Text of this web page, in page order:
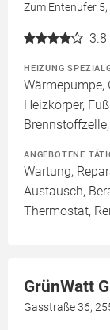
Zum Entenufer
3.8
HEIZUNG
Wärmepumpe,
Heizkörper,
ANGEBOTENE
Wartung,
Austausch,
Thermostat,
GrünWatt
Gasstraße 36,